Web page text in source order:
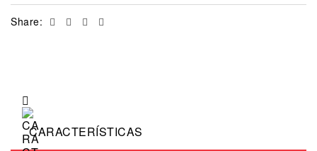
Share: Facebook
TwitterLinkedin
CARACTERÍSTICAS